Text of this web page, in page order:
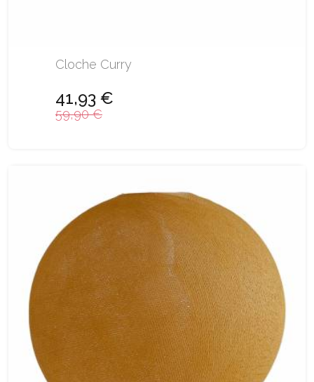
Cloche Curry
41,93 €
59,90 €